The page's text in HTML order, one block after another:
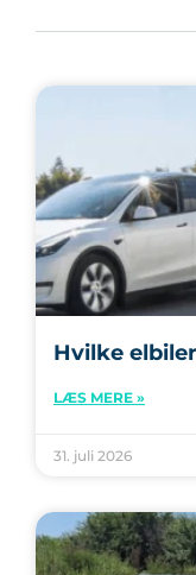
Hvilke
LÆS MERE »
31. juli 2026